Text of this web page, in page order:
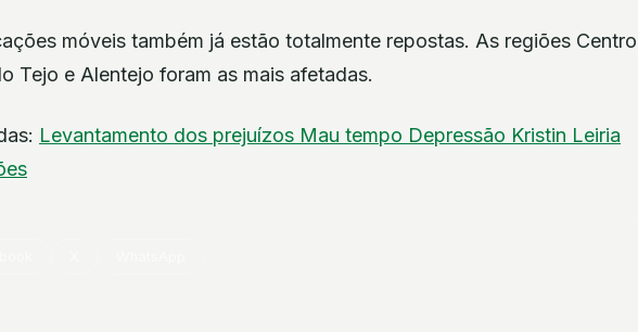
móveis também já estão totalmente repostas. As regiões
Tejo e Alentejo foram as mais afetadas.
Levantamento dos prejuízos Mau tempo Depressão Kristin Leiria